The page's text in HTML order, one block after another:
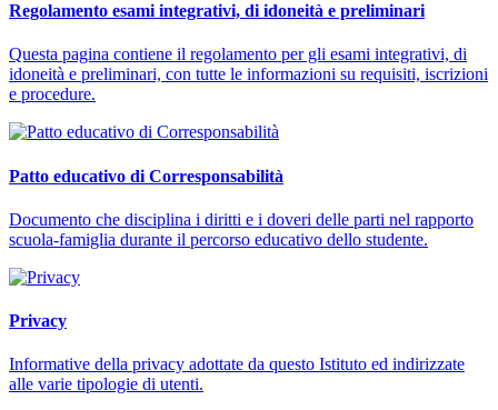
Regolamento esami integrativi, di idoneità e preliminari
Questa pagina contiene il regolamento per gli esami integrativi, di
idoneità e preliminari, con tutte le informazioni su requisiti, iscrizioni
e procedure.
Patto educativo di Corresponsabilità
Documento che disciplina i diritti e i doveri delle parti nel rapporto
scuola-famiglia durante il percorso educativo dello studente.
Privacy
Informative della privacy adottate da questo Istituto ed indirizzate
alle varie tipologie di utenti.